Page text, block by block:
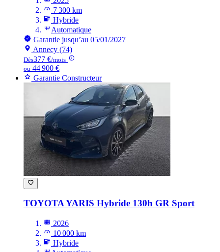
7 300 km
Hybride
Automatique
Garantie jusqu’au 05/01/2027
Annecy (74)
Dès377 €/mois
ou 44 900 €
Garantie Constructeur
TOYOTA YARIS Hybride 130h GR Sport
2026
10 000 km
Hybride